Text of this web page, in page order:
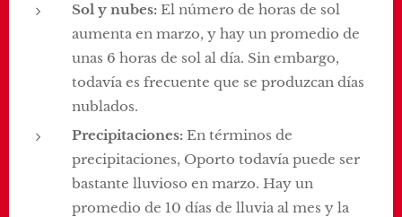
Sol y nubes: El número de horas de sol
aumenta en marzo, y hay un promedio de
unas 6 horas de sol al día. Sin embargo,
todavía es frecuente que se produzcan días
nublados.
Precipitaciones: En términos de
precipitaciones, Oporto todavía puede ser
bastante lluvioso en marzo. Hay un
promedio de 10 días de lluvia al mes y la